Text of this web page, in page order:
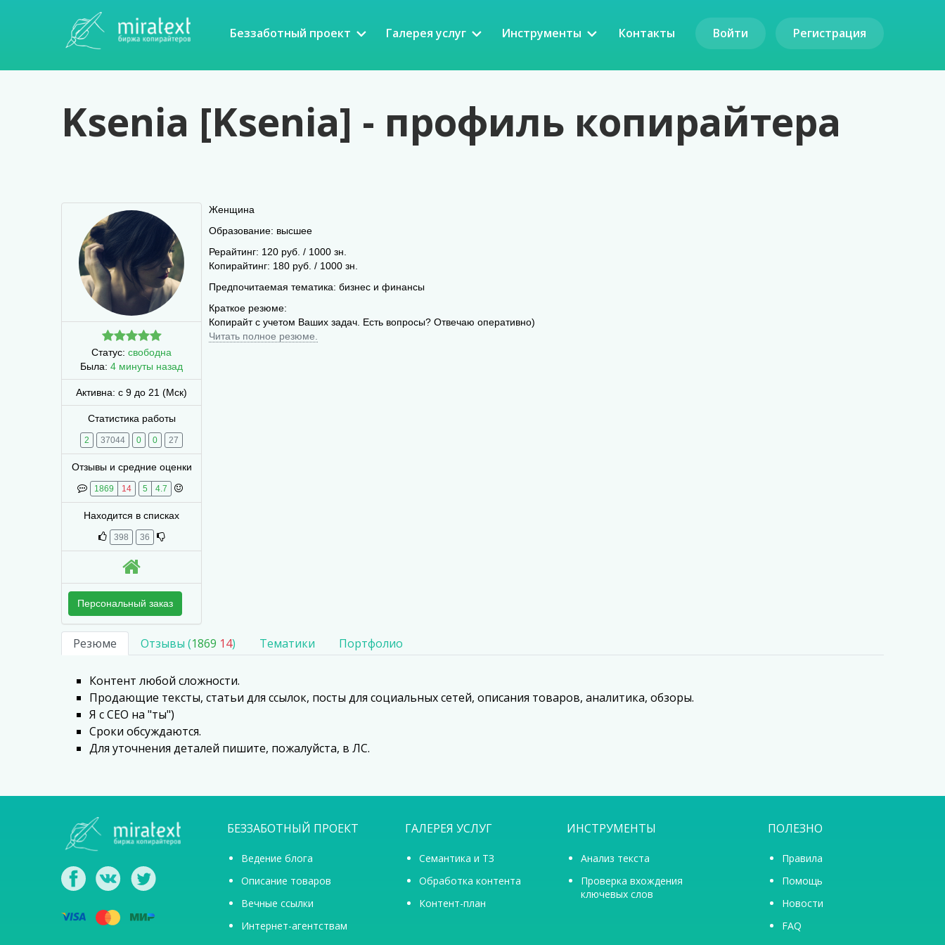
Беззаботный проект Галерея услуг Инструменты Контакты Войти Регистрация
Ksenia [Ksenia] - профиль копирайтера
Статус: свободна
Была: 4 минуты назад
Активна: с 9 до 21 (Мск)
Статистика работы
2 37044 0 0 27
Отзывы и средние оценки
1869 14 5 4.7
Находится в списках
398 36
Персональный заказ
Женщина
Образование: высшее
Рерайтинг: 120 руб. / 1000 зн.
Копирайтинг: 180 руб. / 1000 зн.
Предпочитаемая тематика: бизнес и финансы
Краткое резюме:
Копирайт с учетом Ваших задач. Есть вопросы? Отвечаю оперативно)
Читать полное резюме.
Резюме Отзывы (1869 14) Тематики Портфолио
Контент любой сложности.
Продающие тексты, статьи для ссылок, посты для социальных сетей, описания товаров, аналитика, обзоры.
Я с СЕО на "ты")
Сроки обсуждаются.
Для уточнения деталей пишите, пожалуйста, в ЛС.
БЕЗЗАБОТНЫЙ ПРОЕКТ
Ведение блога
Описание товаров
Вечные ссылки
Интернет-агентствам
ГАЛЕРЕЯ УСЛУГ
Семантика и ТЗ
Обработка контента
Контент-план
ИНСТРУМЕНТЫ
Анализ текста
Проверка вхождения
ключевых слов
ПОЛЕЗНО
Правила
Помощь
Новости
FAQ